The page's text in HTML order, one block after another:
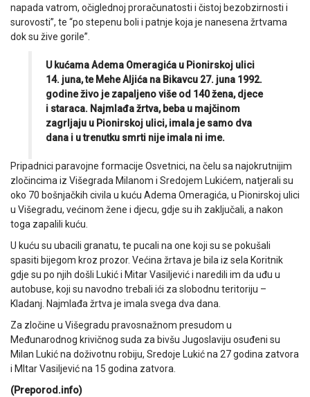
napada vatrom, očiglednoj proračunatosti i čistoj bezobzirnosti i
surovosti”, te “po stepenu boli i patnje koja je nanesena žrtvama
dok su žive gorile”.
U kućama Adema Omeragića u Pionirskoj ulici
14. juna, te Mehe Aljića na Bikavcu 27. juna 1992.
godine živo je zapaljeno više od 140 žena, djece
i staraca. Najmlađa žrtva, beba u majčinom
zagrljaju u Pionirskoj ulici, imala je samo dva
dana i u trenutku smrti nije imala ni ime.
Pripadnici paravojne formacije Osvetnici, na čelu sa najokrutnijim
zločincima iz Višegrada Milanom i Sredojem Lukićem, natjerali su
oko 70 bošnjačkih civila u kuću Adema Omeragića, u Pionirskoj ulici
u Višegradu, većinom žene i djecu, gdje su ih zaključali, a nakon
toga zapalili kuću.
U kuću su ubacili granatu, te pucali na one koji su se pokušali
spasiti bijegom kroz prozor. Većina žrtava je bila iz sela Koritnik
gdje su po njih došli Lukić i Mitar Vasiljević i naredili im da uđu u
autobuse, koji su navodno trebali ići za slobodnu teritoriju –
Kladanj. Najmlađa žrtva je imala svega dva dana.
Za zločine u Višegradu pravosnažnom presudom u
Međunarodnog krivičnog suda za bivšu Jugoslaviju osuđeni su
Milan Lukić na doživotnu robiju, Sredoje Lukić na 27 godina zatvora
i MItar Vasiljević na 15 godina zatvora.
(Preporod.info)